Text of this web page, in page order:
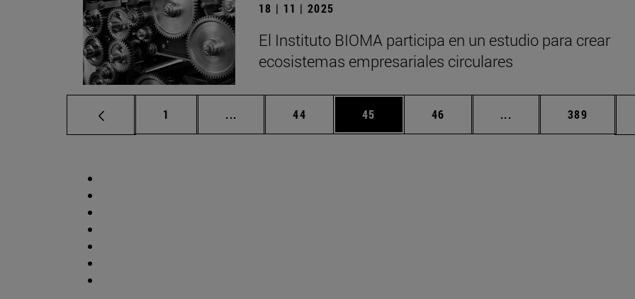
18 | 11 | 2025
El Instituto BIOMA participa en un estudio para crear
ecosistemas empresariales circulares
Página
1 ... Páginas intermedias Use TAB para desplazarse.
Página
44 Página
45 Página
46 ... Páginas intermedias
Página
389